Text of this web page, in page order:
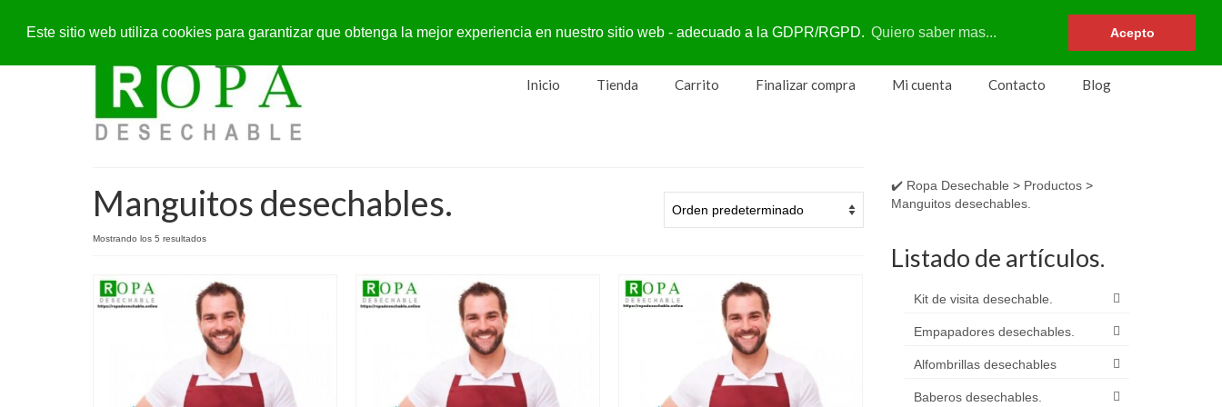
Este sitio web utiliza cookies para garantizar que obtenga la mejor experiencia en nuestro sitio web - adecuado a la GDPR/RGPD. Quiero saber mas... Acepto
Su carrito-0€
Inicio Tienda Carrito Finalizar compra Mi cuenta Contacto Blog
Manguitos desechables.
Mostrando los 5 resultados
✔️ Ropa Desechable > Productos>
Manguitos desechables.
Listado de artículos.
Kit de visita desechable.
Empapadores desechables.
Alfombrillas desechables
Baberos desechables.